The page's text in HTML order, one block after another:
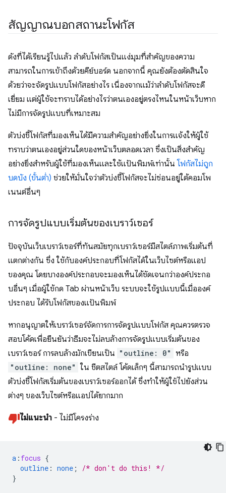
สัญญาณบอกสถานะโฟกัส
ดังที่ได้เรียนรู้ไปแล้ว ลำดับโฟกัสเป็นแง่มุมที่สำคัญของความ
สามารถในการเข้าถึงด้วยคีย์บอร์ด นอกจากนี้ คุณยังต้องตัดสินใจ
ด้วยว่าจะจัดรูปแบบโฟกัสอย่างไร เนื่องจากแม้ว่าลำดับโฟกัสจะดี
เยี่ยม แต่ผู้ใช้จะทราบได้อย่างไรว่าตนเองอยู่ตรงไหนในหน้าเว็บหาก
ไม่มีการจัดรูปแบบที่เหมาะสม
ตัวบ่งชี้โฟกัสที่มองเห็นได้มีความสําคัญอย่างยิ่งในการแจ้งให้ผู้ใช้
ทราบว่าตนเองอยู่ส่วนใดของหน้าเว็บตลอดเวลา ซึ่งเป็นสิ่งสำคัญ
อย่างยิ่งสำหรับผู้ใช้ที่มองเห็นและใช้แป้นพิมพ์เท่านั้นโฟกัสไม่ถูก
บดบัง (ขั้นต่ำ) ช่วยให้มั่นใจว่าตัวบ่งชี้โฟกัสจะไม่ซ่อนอยู่ใต้คอมโพ
เนนต์อื่นๆ
การจัดรูปแบบเริ่มต้นของเบราว์เซอร์
ปัจจุบันเว็บเบราว์เซอร์ที่ทันสมัยทุกเบราว์เซอร์มีสไตล์ภาพเริ่มต้นที่
แตกต่างกัน ซึ่ง ใช้กับองค์ประกอบที่โฟกัสได้ในเว็บไซต์หรือแอป
ของคุณ โดยบางองค์ประกอบจะมองเห็นได้ชัดเจนกว่าองค์ประกอ
บอื่นๆ เมื่อผู้ใช้กด Tab ผ่านหน้าเว็บ ระบบจะใช้รูปแบบนี้เมื่อองค์
ประกอบ ได้รับโฟกัสของแป้นพิมพ์
หากอนุญาตให้เบราว์เซอร์จัดการการจัดรูปแบบโฟกัส คุณควรตรวจ
สอบโค้ดเพื่อยืนยันว่าธีมจะไม่ลบล้างการจัดรูปแบบเริ่มต้นของ
เบราว์เซอร์ การลบล้างมักเขียนเป็น "outline: 0" หรือ
"outline: none" ใน ชีตสไตล์ โค้ดเล็กๆ นี้สามารถนำรูปแบบ
ตัวบ่งชี้โฟกัสเริ่มต้นของเบราว์เซอร์ออกได้ ซึ่งทำให้ผู้ใช้ไปยังส่วน
ต่างๆ ของเว็บไซต์หรือแอปได้ยากมาก
ไม่แนะนำ - ไม่มีโครงร่าง
a : focus {
outline : none ;
/* don't do this! */
}